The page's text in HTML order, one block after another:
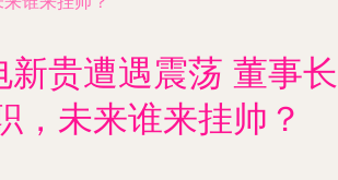
新贵遭遇震荡 董事长
，未来谁来挂帅？